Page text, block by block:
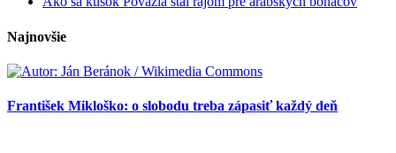
Najnovšie
František Mikloško: o slobodu treba zápasiť každý deň